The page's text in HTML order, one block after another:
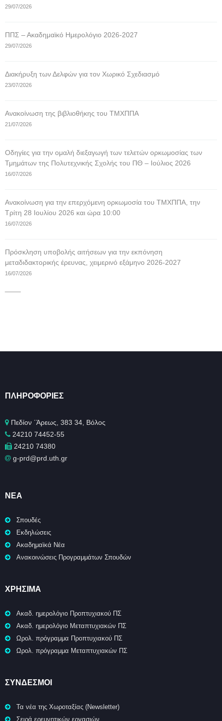
29/07/2026
ΠΠΣ – Ακαδημαϊκό Ημερολόγιο 2026-2027
29/07/2026
Διακήρυξη των Δελφών για τον Χωρικό Σχεδιασμό
23/07/2026
Ανακοίνωση της βιβλιοθήκης του ΤΜΧΠΠΑ
21/07/2026
Οδηγίες για την ομαλή διεξαγωγή των τελετών ορκωμοσίας των
Τμημάτων της Πολυτεχνικής Σχολής του ΠΘ – Ιούλιος 2026
16/07/2026
Ανακοίνωση για την επερχόμενη ορκωμοσία του ΤΜΧΠΠΑ, την
Τρίτη 28 Ιουλίου 2026 και ώρα 10:00
16/07/2026
Πρόσκληση υποβολής αιτήσεων για την εκπόνηση
μεταδιδακτορικής έρευνας, χειμερινό εξάμηνο 2026-2027
16/07/2026
ΠΛΗΡΟΦΟΡΊΕΣ
Πεδίον ΄Άρεως, 383 34, Βόλος
24210 74452-55
24210 74380
g-prd@prd.uth.gr
ΝΈΑ
Σπουδές
Εκδηλώσεις
Ακαδημαϊκά Νέα
Ανακοινώσεις Προγραμμάτων Σπουδών
ΧΡΉΣΙΜΑ
Ακαδ. ημερολόγιο Προπτυχιακού ΠΣ
Ακαδ. ημερολόγιο Μεταπτυχιακών ΠΣ
Ωρολ. πρόγραμμα Προπτυχιακού ΠΣ
Ωρολ. πρόγραμμα Μεταπτυχιακών ΠΣ
ΣΥΝΔΕΣΜΟΙ
Τα νέα της Χωροταξίας (Newsletter)
Σειρά ερευνητικών εργασιών